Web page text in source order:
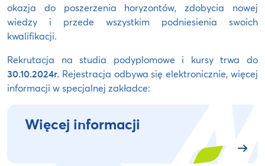
okazja do poszerzenia horyzontów, zdobycia nowej
wiedzy i przede wszystkim podniesienia swoich
kwalifikacji.
Rekrutacja na studia podyplomowe i kursy trwa do
30.10.2024r. Rejestracja odbywa się elektronicznie, więcej
informacji w specjalnej zakładce:
Więcej informacji